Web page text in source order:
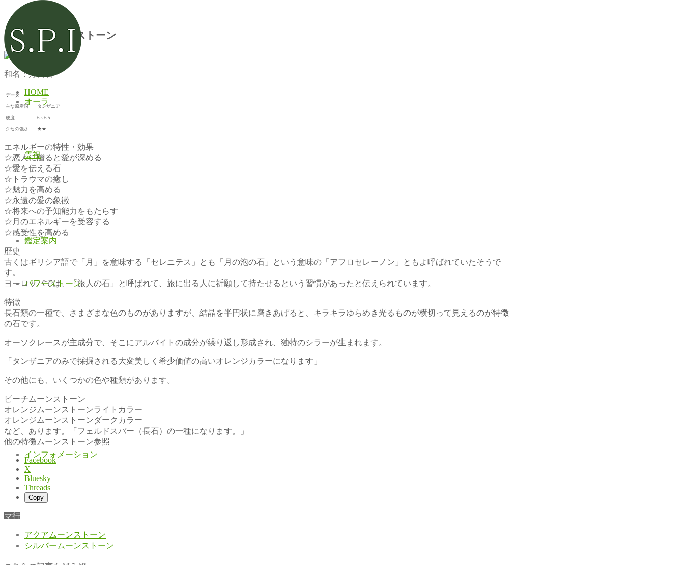
HOME
オーラ
霊視
鑑定案内
パワーストーン
インフォメーション
オレンジムーンストーン
和名：月長石
データ
主な原産国 ： タンザニア
硬度 ： 6～6.5
クセの強さ ： ★★
エネルギーの特性・効果
☆恋人に贈ると愛が深める
☆愛を伝える石
☆トラウマの癒し
☆魅力を高める
☆永遠の愛の象徴
☆将来への予知能力をもたらす
☆月のエネルギーを受容する
☆感受性を高める
歴史
古くはギリシア語で「月」を意味する「セレニテス」とも「月の泡の石」という意味の「アフロセレーノン」ともよ呼ばれていたそうで
す。
ヨーロッパでは、「旅人の石」と呼ばれて、旅に出る人に祈願して持たせるという習慣があったと伝えられています。
特徴
長石類の一種で、さまざまな色のものがありますが、結晶を半円状に磨きあげると、キラキラゆらめき光るものが横切って見えるのが特徴
の石です。
オーソクレースが主成分で、そこにアルバイトの成分が繰り返し形成され、独特のシラーが生まれます。
「タンザニアのみで採掘される大変美しく希少価値の高いオレンジカラーになります」
その他にも、いくつかの色や種類があります。
ピーチムーンストーン
オレンジムーンストーンライトカラー
オレンジムーンストーンダークカラー
など、あります。「フェルドスバー（長石）の一種になります。」
他の特徴ムーンストーン参照
Facebook
X
Bluesky
Threads
Copy
マ行
アクアムーンストーン
シルバームーンストーン